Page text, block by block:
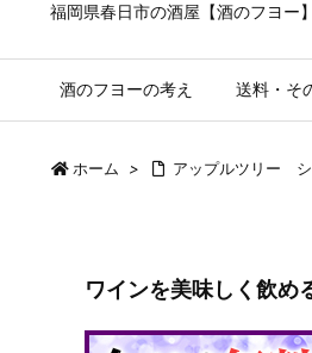
福岡県春日市の酒屋【酒のフヨー
酒のフヨーの考え 送料・そ
ホーム > アップルツリー
ワインを美味しく飲め